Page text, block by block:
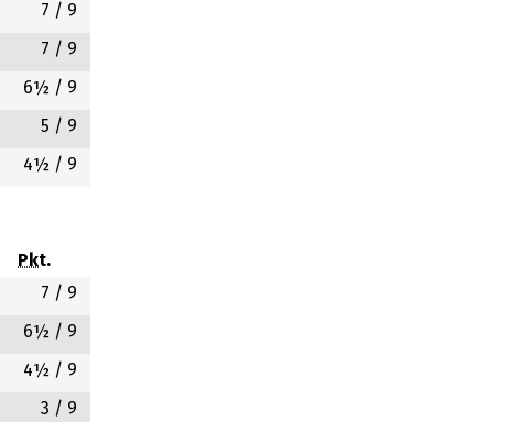
7 / 9
7 / 9
6½ / 9
5 / 9
4½ / 9
Pkt.
7 / 9
6½ / 9
4½ / 9
3 / 9